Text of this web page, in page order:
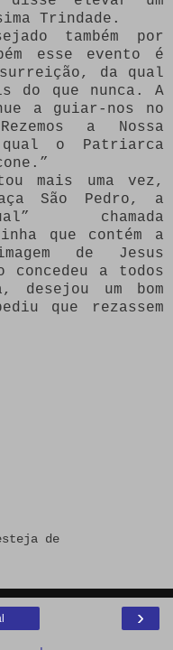
Trindade.
também por
esse evento é
da qual
do que nunca. A
a guiar-nos no
a Nossa
qual o Patriarca
mais uma vez,
São Pedro, a
chamada
que contém a
de Jesus
concedeu a todos
desejou um bom
que rezassem
de
›